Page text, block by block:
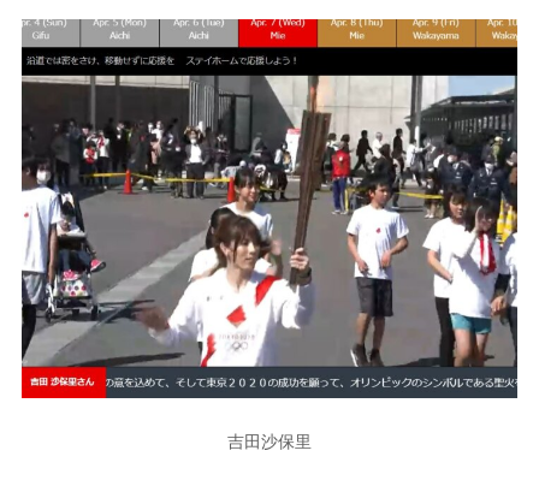
吉田沙保里